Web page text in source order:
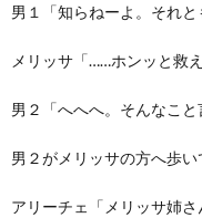
男１「知らねーよ。それと
メリッサ「……ホンッと救え
男２「へへへ。そんなこと
男２がメリッサの方へ歩い
アリーチェ「メリッサ姉さ